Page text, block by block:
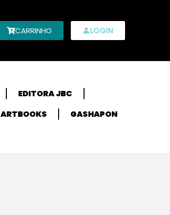
CARRINHO LOGIN
EDITORA JBC
ARTBOOKS GASHAPON